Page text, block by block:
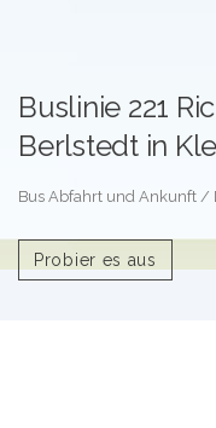
Buslinie 221
Berlstedt in
Bus Abfahrt und Ankunft /
Probier es aus